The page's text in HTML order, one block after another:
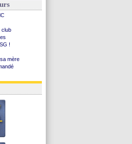
club
!
mère
!